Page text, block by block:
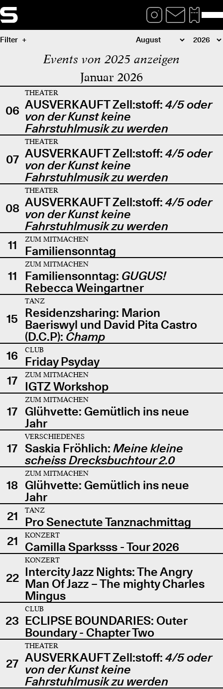
Filter
Events von 2025 anzeigen
Januar 2026
06
THEATER
AUSVERKAUFT Zell:stoff: 4/5 oder
von der Kunst keine
Fahrstuhlmusik zu werden
07
THEATER
AUSVERKAUFT Zell:stoff: 4/5 oder
von der Kunst keine
Fahrstuhlmusik zu werden
08
THEATER
AUSVERKAUFT Zell:stoff: 4/5 oder
von der Kunst keine
Fahrstuhlmusik zu werden
11
ZUM MITMACHEN
Familiensonntag
11
ZUM MITMACHEN
Familiensonntag: GUGUS!
Rebecca Weingartner
15
TANZ
Residenzsharing: Marion
Baeriswyl und David Pita Castro
(D.C.P): Champ
16
CLUB
Friday Psyday
17
ZUM MITMACHEN
IGTZ Workshop
17
ZUM MITMACHEN
Glühvette: Gemütlich ins neue
Jahr
17
VERSCHIEDENES
Saskia Fröhlich: Meine kleine
scheiss Drecksbuchtour 2.0
18
ZUM MITMACHEN
Glühvette: Gemütlich ins neue
Jahr
21
TANZ
Pro Senectute Tanznachmittag
21
KONZERT
Camilla Sparksss - Tour 2026
22
KONZERT
Intercity Jazz Nights: The Angry
Man Of Jazz – The mighty Charles
Mingus
23
CLUB
ECLIPSE BOUNDARIES: Outer
Boundary - Chapter Two
27
THEATER
AUSVERKAUFT Zell:stoff: 4/5 oder
von der Kunst keine
Fahrstuhlmusik zu werden